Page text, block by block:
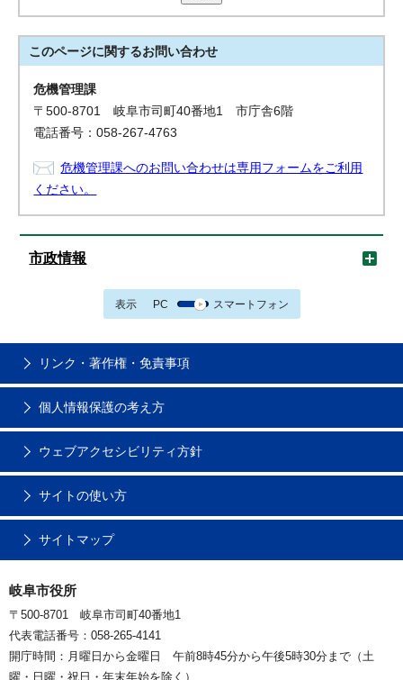
このページに関するお問い合わせ
危機管理課
〒500-8701 岐阜市司町40番地1 市庁舎6階
電話番号：058-267-4763
危機管理課へのお問い合わせは専用フォームをご利用
ください。
市政情報
表示 PC スマートフォン
リンク・著作権・免責事項
個人情報保護の考え方
ウェブアクセシビリティ方針
サイトの使い方
サイトマップ
岐阜市役所
〒500-8701 岐阜市司町40番地1
代表電話番号：058-265-4141
開庁時間：月曜日から金曜日 午前8時45分から午後5時30分まで（土
曜・日曜・祝日・年末年始を除く）